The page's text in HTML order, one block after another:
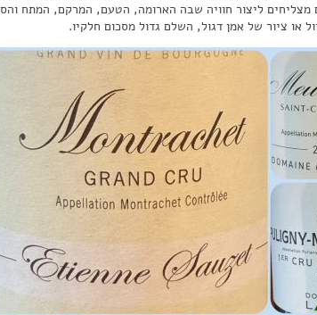
מצליחים ליצור חוויה שבה הארומה, הטעם, המרקם, המתח
או ציור של אמן דגול, השלם גדול מסכום חלקיו.